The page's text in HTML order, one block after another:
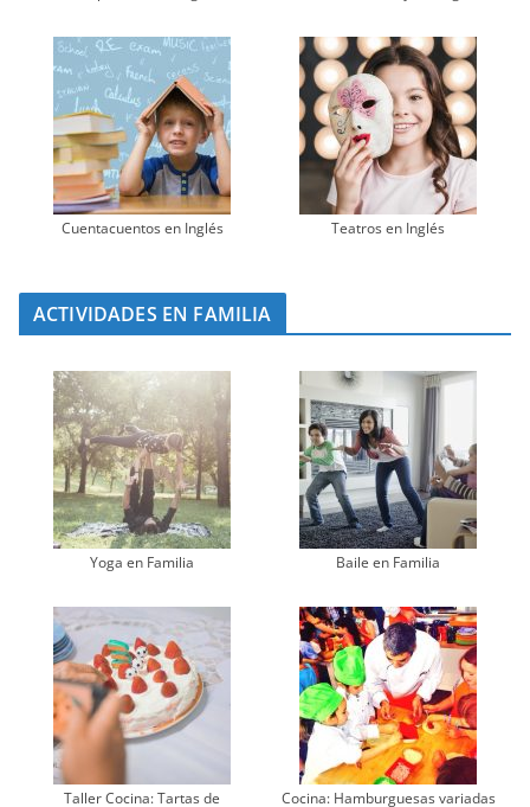
Cuentacuentos en Inglés Teatros en Inglés
ACTIVIDADES EN FAMILIA
Yoga en Familia Baile en Familia
Taller Cocina: Tartas de
Cocina: Hamburguesas variadas